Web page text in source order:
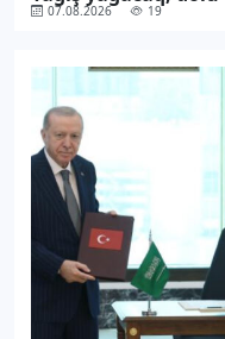
07.08.2026 19